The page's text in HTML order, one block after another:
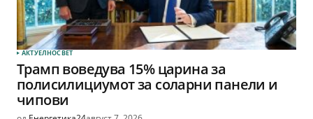
АКТУЕЛНОСВЕТ
Трамп воведува 15% царина за
полисилициумот за соларни панели и
чипови